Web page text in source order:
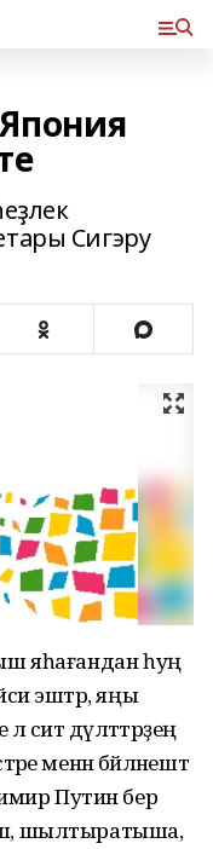
Сигэру
яһағандан һуң
эштәр, яңы
сит дәүләттәрҙең
менән бәйләнештә
Путин бер
шылтыратыша,